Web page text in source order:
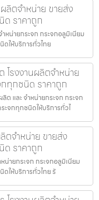
ลิตจำหน่าย ขายส่ง
ด ราคาถูก
หน่ายกระจก กระจกอลูมิเนียม
ดให้บริการทั่วไทย
โรงงานผลิตจำหน่าย
ทุกชนิด ราคาถูก
ต และ จำหน่ายกระจก กระจก
ะจกทุกชนิดให้บริการทั่วไ
ตจำหน่าย ขายส่ง
ด ราคาถูก
น่ายกระจก กระจกอลูมิเนียม
ดให้บริการทั่วไทย รั